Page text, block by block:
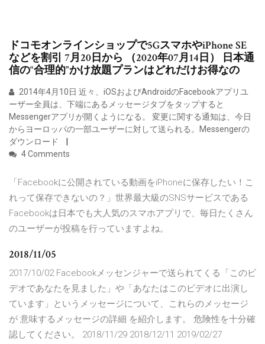
ドコモオンラインショップで5GスマホやiPhone SE
などを割引 7月20日から （2020年07月14日） 日本通
信の“合理的”かけ放題プランはどれだけお得なの
2014年4月10日 近々、iOSおよびAndroidのFacebookアプリユ
ーザー全員は、下端にあるメッセージタブをタップすると
Messengerアプリが開くようになる。 変更に関する通知は、今日
からヨーロッパの一部ユーザーに対して送られる。Messengerの
ダウンロード
4 Comments
「Facebookに公開されている動画をiPhoneに保存したい！こ
れって保存できないの？」世界最大級のSNSサービスである
Facebookは日本でも大人気のスマホアプリで、毎日たくさん
のユーザーが投稿を行っていますよね。
2018/11/05
2017/10/02 Facebookメッセンジャーで送られてくる「このビ
デオであなたを見ました」や「あなたはこのビデオに出演し
ています」というメッセージについて、これらのメッセージ
が 意味するメッセージの詳細 を紹介します。 危険性を十分確
認してください。 2018/11/29 2018/12/11 2019/02/27